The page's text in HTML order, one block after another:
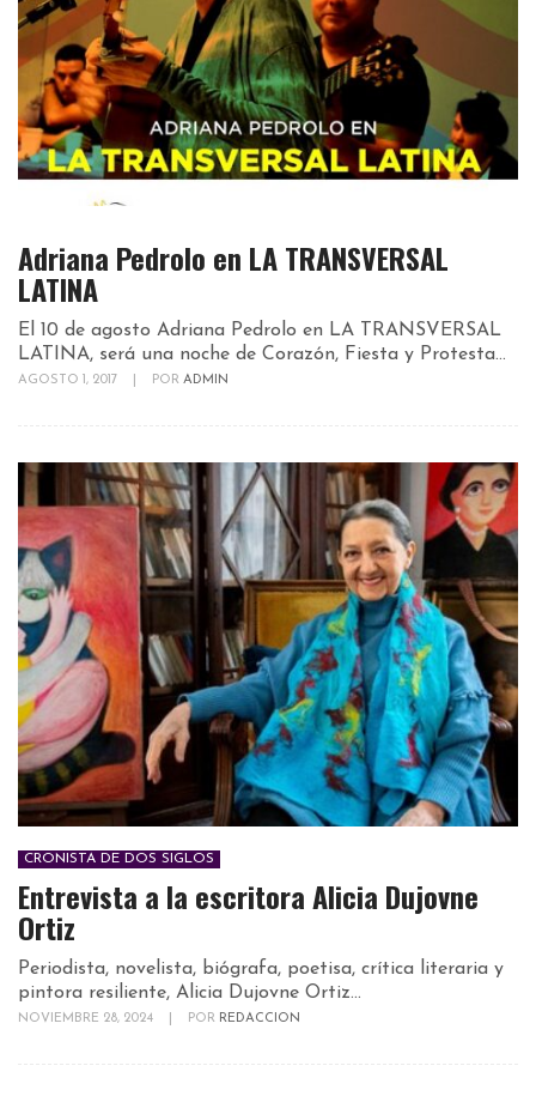
Adriana Pedrolo en LA TRANSVERSAL
LATINA
El 10 de agosto Adriana Pedrolo en LA TRANSVERSAL
LATINA, será una noche de Corazón, Fiesta y Protesta...
AGOSTO 1, 2017 POR ADMIN
CRONISTA DE DOS SIGLOS
Entrevista a la escritora Alicia Dujovne
Ortiz
Periodista, novelista, biógrafa, poetisa, crítica literaria y
pintora resiliente, Alicia Dujovne Ortiz...
NOVIEMBRE 28, 2024 POR REDACCION